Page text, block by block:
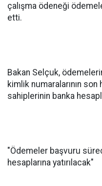
çalışma ödeneği
etti.
Bakan Selçuk,
kimlik numaralarının
sahiplerinin banka
"Ödemeler başvuru
hesaplarına yatırılacak"